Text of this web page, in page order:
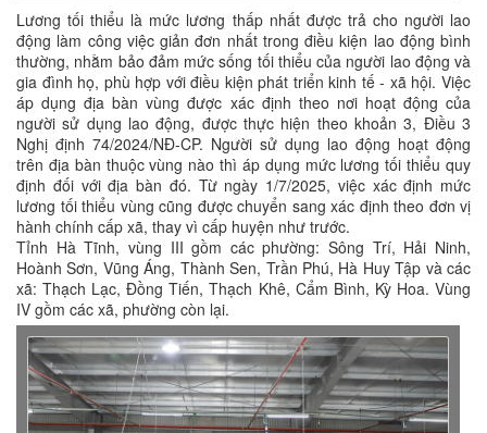
Lương tối thiểu là mức lương thấp nhất được trả cho người lao
động làm công việc giản đơn nhất trong điều kiện lao động bình
thường, nhằm bảo đảm mức sống tối thiểu của người lao động và
gia đình họ, phù hợp với điều kiện phát triển kinh tế - xã hội. Việc
áp dụng địa bàn vùng được xác định theo nơi hoạt động của
người sử dụng lao động, được thực hiện theo khoản 3, Điều 3
Nghị định 74/2024/NĐ-CP. Người sử dụng lao động hoạt động
trên địa bàn thuộc vùng nào thì áp dụng mức lương tối thiểu quy
định đối với địa bàn đó. Từ ngày 1/7/2025, việc xác định mức
lương tối thiểu vùng cũng được chuyển sang xác định theo đơn vị
hành chính cấp xã, thay vì cấp huyện như trước.
Tỉnh Hà Tĩnh, vùng III gồm các phường: Sông Trí, Hải Ninh,
Hoành Sơn, Vũng Áng, Thành Sen, Trần Phú, Hà Huy Tập và các
xã: Thạch Lạc, Đồng Tiến, Thạch Khê, Cẩm Bình, Kỳ Hoa. Vùng
IV gồm các xã, phường còn lại.